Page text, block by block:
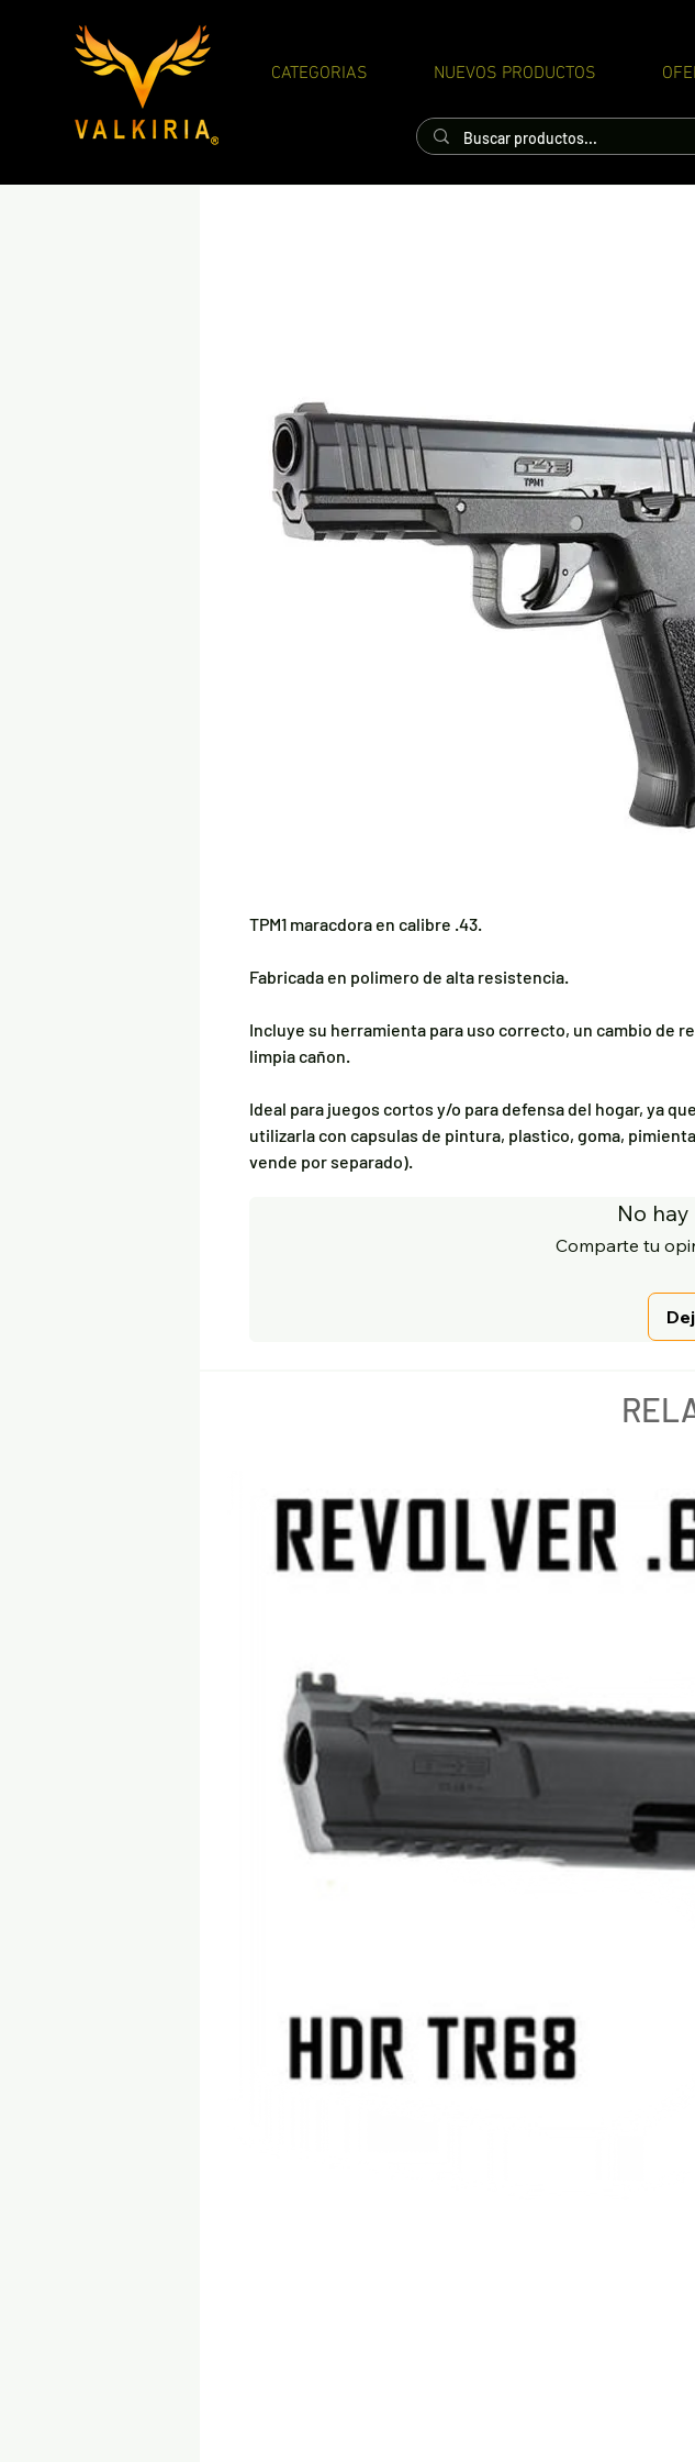
CATEGORIAS NUEVOS PRODUCTOS
TPM1 maracdora en calibre .43.
Fabricada en polimero de alta resistencia.
Incluye su herramienta para uso correcto, un cambio de
limpia cañon.
Ideal para juegos cortos y/o para defensa del hogar, ya
utilizarla con capsulas de pintura, plastico, goma,
vende por separado).
No
Comparte tu